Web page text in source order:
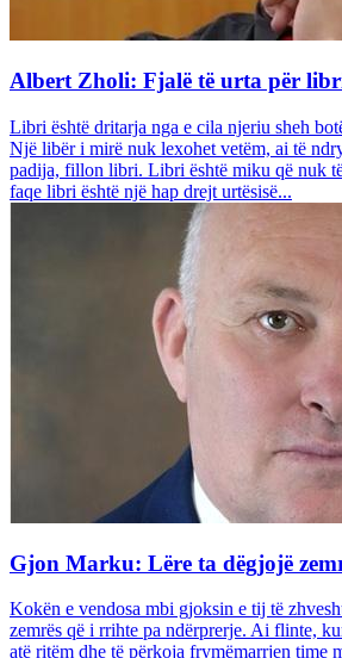
Albert Zholi: Fjalë të urta për
Libri është dritarja nga e cila njeriu sheh
Një libër i mirë nuk lexohet vetëm, ai të
padija, fillon libri. Libri është miku që nuk
faqe libri është një hap drejt urtësisë...
Gjon Marku: Lëre ta dëgjojë
Kokën e vendosa mbi gjoksin e tij të
zemrës që i rrihte pa ndërprerje. Ai flinte,
atë ritëm dhe të përkoja frymëmarrjen time